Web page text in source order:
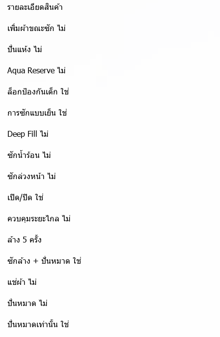
รายละเอียดสินค้า
เพิ่มผ้าขณะซัก ไม่
ปั่นแห้ง ไม่
Aqua Reserve ไม่
ล็อกป้องกันเด็ก ใช่
การซักแบบเย็น ใช่
Deep Fill ไม่
ซักน้ำร้อน ไม่
ซักล่วงหน้า ไม่
เปิด/ปิด ใช่
ควบคุมระยะไกล ไม่
ล้าง 5 ครั้ง
ซักล้าง + ปั่นหมาด ใช่
แช่ผ้า ไม่
ปั่นหมาด ไม่
ปั่นหมาดเท่านั้น ใช่